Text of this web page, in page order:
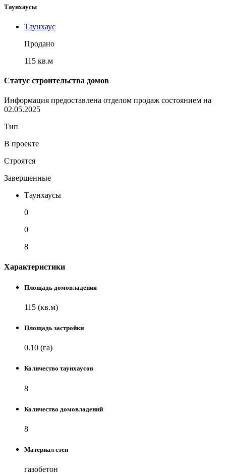
Таунхаусы
Таунхаус
Продано
115 кв.м
Статус строительства домов
Информация предоставлена отделом продаж состоянием на
02.05.2025
Тип
В проекте
Строятся
Завершенные
Таунхаусы
0
0
8
Характеристики
Площадь домовладения
115 (кв.м)
Площадь застройки
0.10 (га)
Количество таунхаусов
8
Количество домовладений
8
Материал стен
газобетон